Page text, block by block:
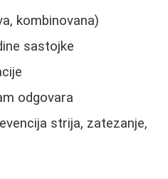
kombinovana)
sastojke
odgovara
strija, zatezanje,